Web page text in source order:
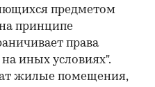
предметом
на принципе
права
иных условиях".
жилые помещения,